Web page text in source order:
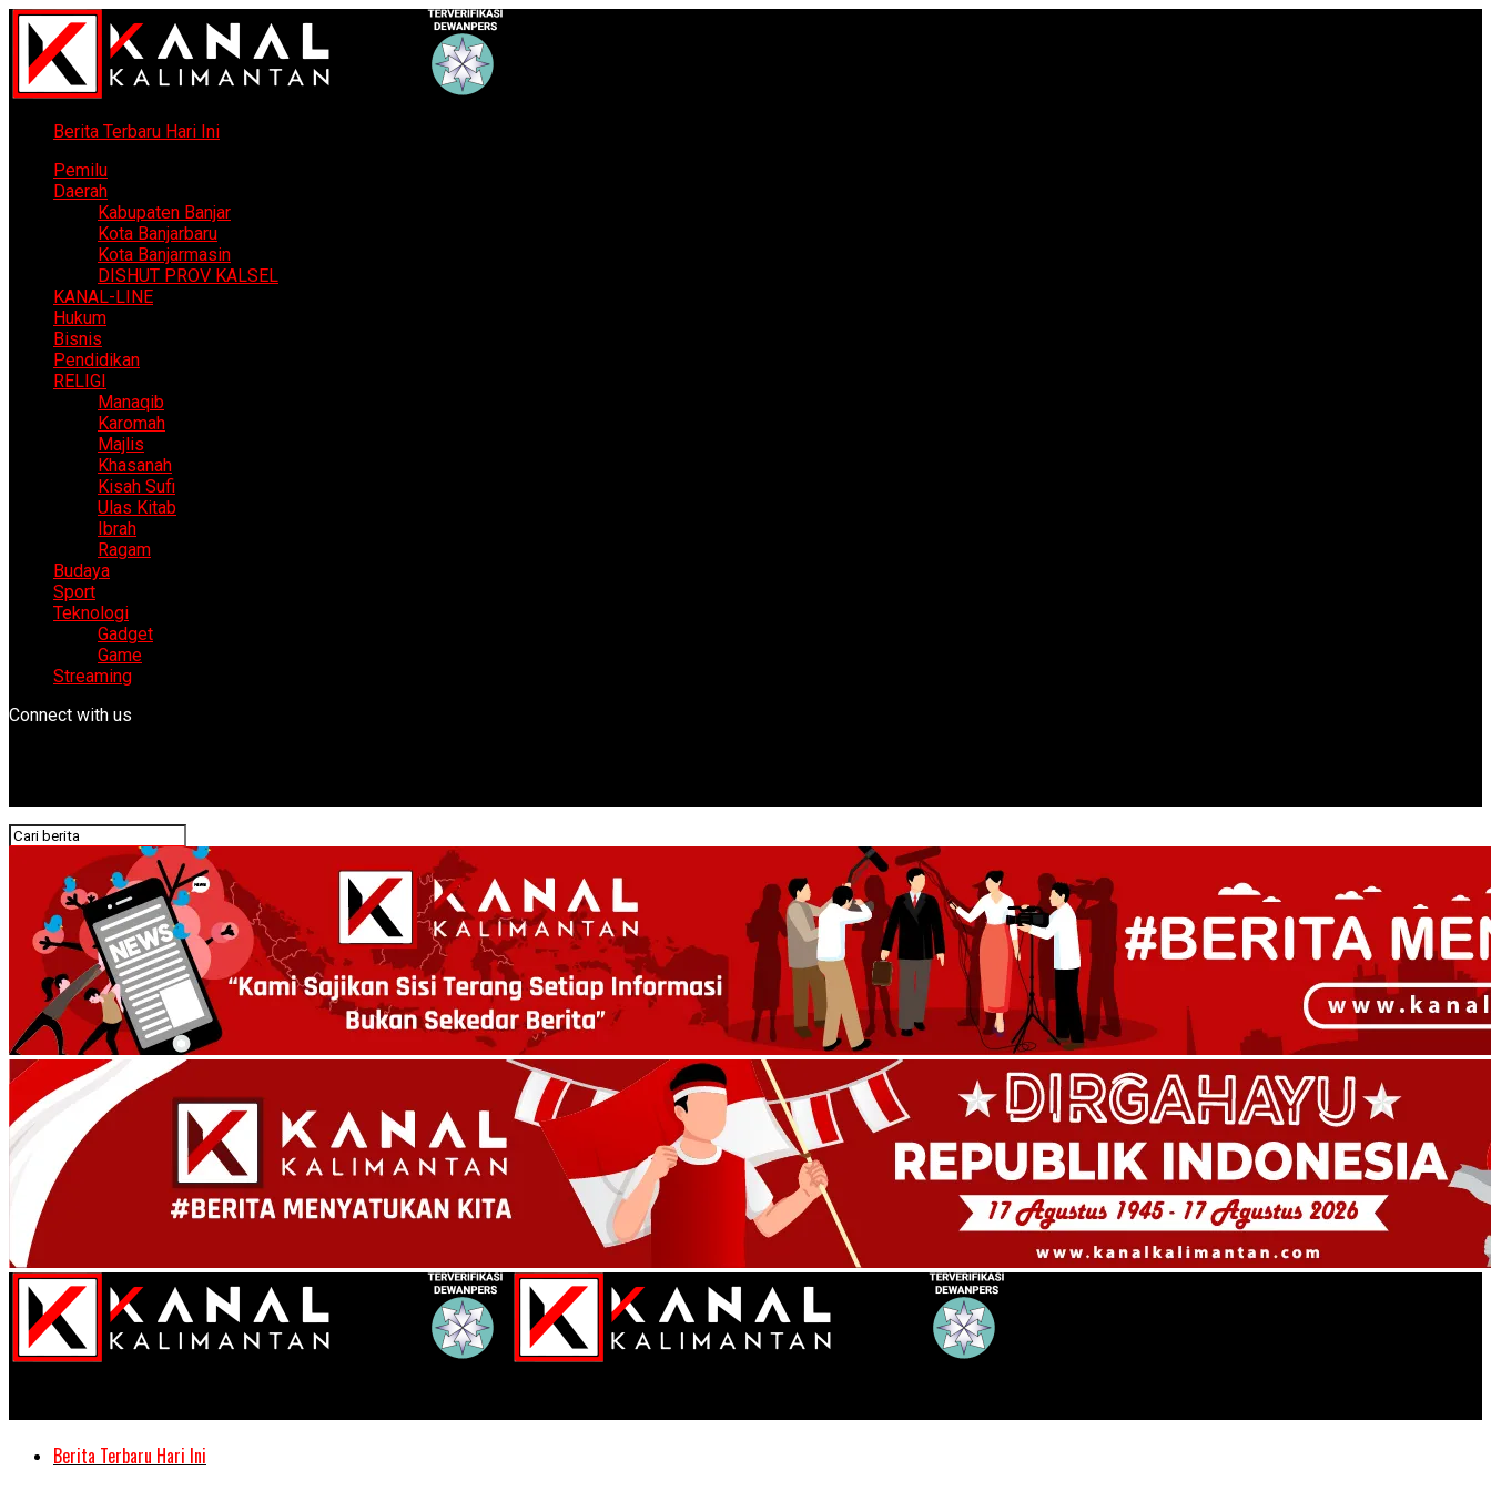
Berita Terbaru Hari Ini
Pemilu
Daerah
Kabupaten Banjar
Kota Banjarbaru
Kota Banjarmasin
DISHUT PROV KALSEL
KANAL-LINE
Hukum
Bisnis
Pendidikan
RELIGI
Manaqib
Karomah
Majlis
Khasanah
Kisah Sufi
Ulas Kitab
Ibrah
Ragam
Budaya
Sport
Teknologi
Gadget
Game
Streaming
Connect with us
Berita Terbaru Hari Ini